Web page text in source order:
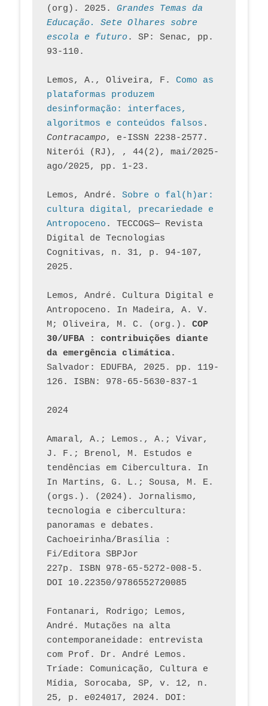
(org). 2025. Grandes Temas da
Educação. Sete Olhares sobre
escola e futuro. SP: Senac, pp.
93-110.
Lemos, A., Oliveira, F. Como as
plataformas produzem
desinformação: interfaces,
algoritmos e conteúdos falsos
Contracampo, e-ISSN 2238-2577.
Niterói (RJ), , 44(2), mai/2025-
ago/2025, pp. 1-23.
Lemos, André. Sobre o fal(h)ar:
cultura digital, precariedade e
Antropoceno . TECCOGS— Revista
Digital de Tecnologias
Cognitivas, n. 31, p. 94-107,
2025.
Lemos, André. Cultura Digital e
Antropoceno. In Madeira, A. V.
M; Oliveira, M. C. (org.). COP
30/UFBA : contribuições diante
da emergência climática.
Salvador: EDUFBA, 2025. pp. 119-
126. ISBN: 978-65-5630-837-1
2024
Amaral, A.; Lemos., A.; Vivar,
J. F.; Brenol, M. Estudos e
tendências em Cibercultura. In
In Martins, G. L.; Sousa, M. E.
(orgs.). (2024). Jornalismo,
tecnologia e cibercultura:
panoramas e debates.
Cachoeirinha/Brasília :
Fi/Editora SBPJor
227p. ISBN 978-65-5272-008-5.
DOI 10.22350/9786552720085
Fontanari, Rodrigo; Lemos,
André. Mutações na alta
contemporaneidade: entrevista
com Prof. Dr. André Lemos.
Tríade: Comunicação, Cultura e
Mídia, Sorocaba, SP, v. 12, n.
25, p. e024017, 2024. DOI: